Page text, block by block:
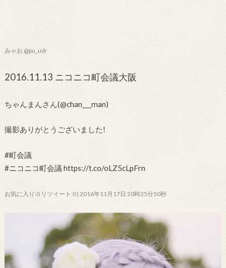
みゃお @pu_udr
2016.11.13 ニコニコ町会議大阪
ちゃんまんさん(@chan___man)
撮影ありがとうございました!
#町会議
#ニコニコ町会議 https://t.co/oLZ5cLpFrn
お気に入り:0 リツイート:0 | 2016年11月17日 20時25分50秒